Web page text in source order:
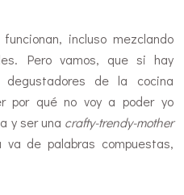
incluso mezclando
Pero vamos, que si hay
de la cocina
por qué no voy a poder yo
y ser una crafty-trendy-mother
de palabras compuestas,